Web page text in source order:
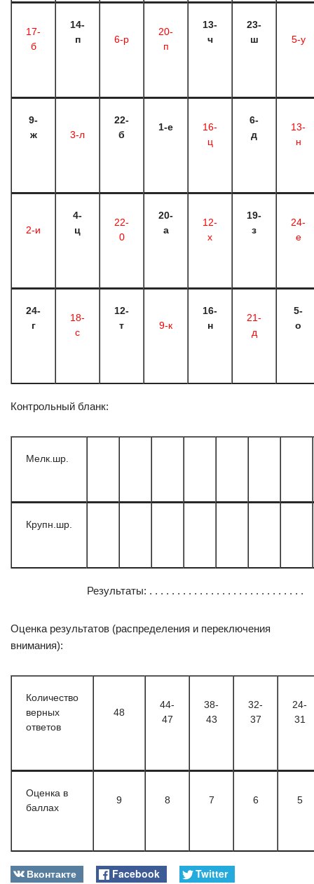
17-
б
14-
п
6-р
20-
п
13-
ч
23-
ш
5-у
9-
ж
3-л
22-
б
1-е
16-
ц
6-
д
13-
н
2-и
4-
ц
22-
0
20-
а
12-
х
19-
з
24-
е
24-
г
18-
с
12-
т
9-к
16-
н
21-
д
5-
о
Контрольный бланк:
Мелк.шр.
Крупн.шр.
Результаты: . . . . . . . . . . . . . . . . . . . . . . . . . . . .
Оценка результатов (распределения и переключения
внимания):
Количество
верных
ответов
48
44-
47
38-
43
32-
37
24-
31
Оценка в
баллах
9 8 7 6 5
Вконтакте Facebook Twitter